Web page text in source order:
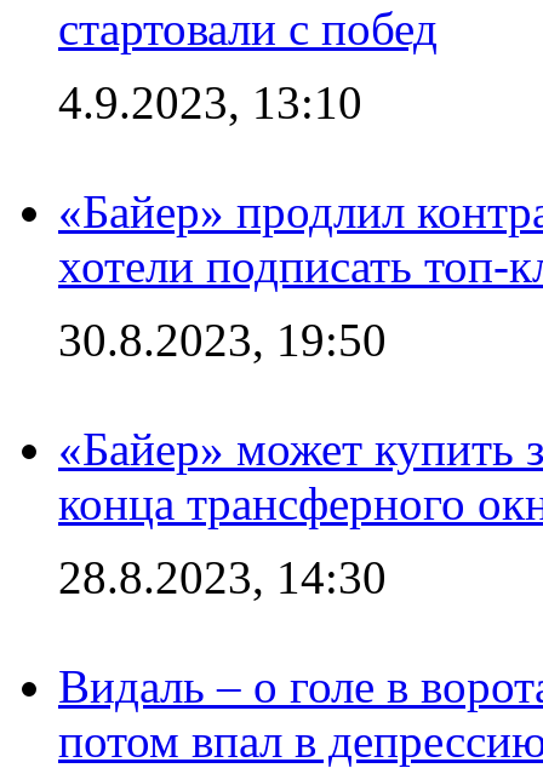
стартовали с побед
4.9.2023, 13:10
«Байер» продлил
хотели подписать
30.8.2023, 19:50
«Байер» может купить
конца трансферного
28.8.2023, 14:30
Видаль – о голе в
потом впал в